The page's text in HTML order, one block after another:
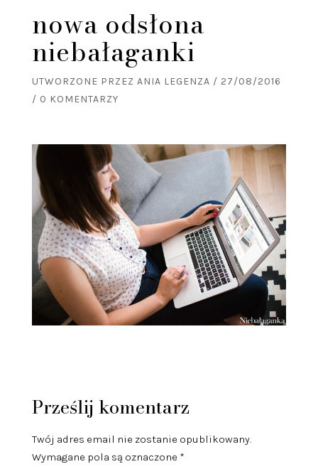
nowa odsłona
niebałaganki
UTWORZONE PRZEZ ANIA LEGENZA / 27/08/2016
/ 0 KOMENTARZY
Prześlij komentarz
Twój adres email nie zostanie opublikowany.
Wymagane pola są oznaczone *